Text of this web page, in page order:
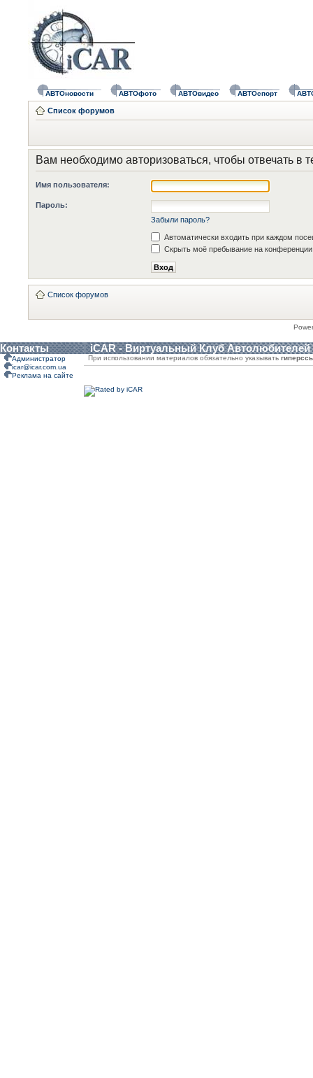
АВТОновости АВТОфото АВТОвидео АВТОспорт
Список форумов
Вам необходимо авторизоваться, чтобы отвечать в
Имя пользователя:
Пароль:
Забыли пароль?
Автоматически входить при каждом
Скрыть моё пребывание на конференции
Список форумов
Контакты iCAR - Виртуальный Клуб Автолюбителей
Администратор
icar@icar.com.ua
Реклама на сайте
При использовании материалов обязательно указывать